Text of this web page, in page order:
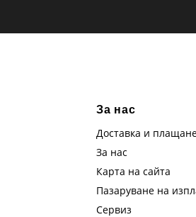
За нас
Доставка и
За нас
Карта на сайта
Пазаруване на
Сервиз